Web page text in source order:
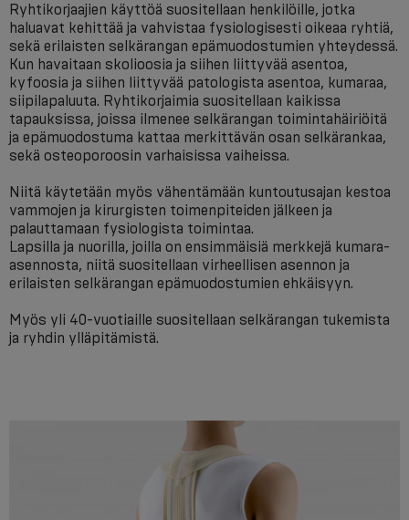
Ryhtikorjaajien käyttöä suositellaan henkilöille, jotka
haluavat kehittää ja vahvistaa fysiologisesti oikeaa ryhtiä,
sekä erilaisten selkärangan epämuodostumien yhteydessä.
Kun havaitaan skolioosia ja siihen liittyvää asentoa,
kyfoosia ja siihen liittyvää patologista asentoa, kumaraa,
siipilapaluuta. Ryhtikorjaimia suositellaan kaikissa
tapauksissa, joissa ilmenee selkärangan toimintahäiriöitä
ja epämuodostuma kattaa merkittävän osan selkärankaa,
sekä osteoporoosin varhaisissa vaiheissa.
Niitä käytetään myös vähentämään kuntoutusajan kestoa
vammojen ja kirurgisten toimenpiteiden jälkeen ja
palauttamaan fysiologista toimintaa.
Lapsilla ja nuorilla, joilla on ensimmäisiä merkkejä kumara-
asennosta, niitä suositellaan virheellisen asennon ja
erilaisten selkärangan epämuodostumien ehkäisyyn.
Myös yli 40-vuotiaille suositellaan selkärangan tukemista
ja ryhdin ylläpitämistä.